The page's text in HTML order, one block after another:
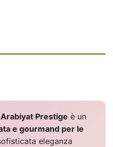
Prestige è un
e gourmand per le
eleganza